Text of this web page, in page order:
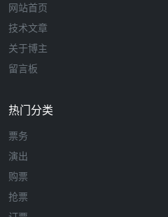
网站首页
技术文章
关于博主
留言板
热门分类
票务
演出
购票
抢票